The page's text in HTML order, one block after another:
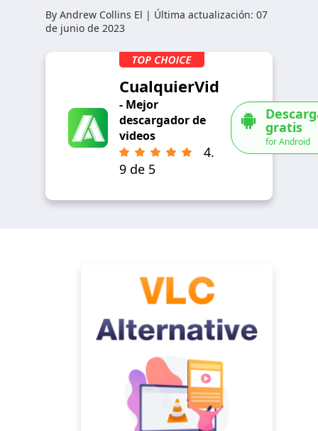
By Andrew Collins El | Última actualización: 07
de junio de 2023
CualquierVid
- Mejor
descargador de
videos
4.
9 de 5
gratis
for Android